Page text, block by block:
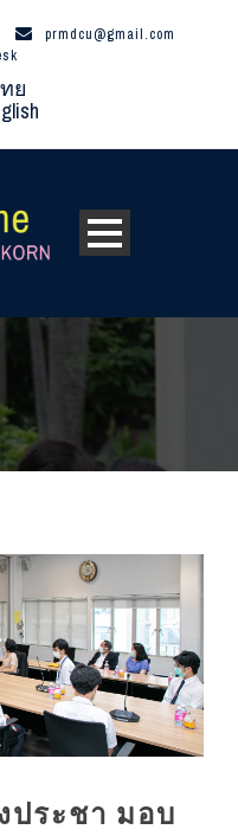
prmdcu@gmail.com
ย
ประชา มอบ